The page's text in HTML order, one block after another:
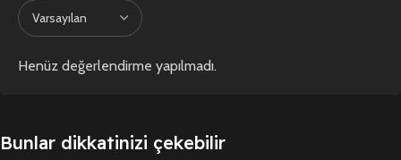
Henüz değerlendirme yapılmadı.
Bunlar dikkatinizi çekebilir